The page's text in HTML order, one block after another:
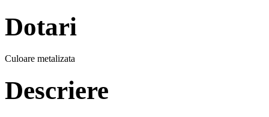
Dotari
Culoare metalizata
Descriere